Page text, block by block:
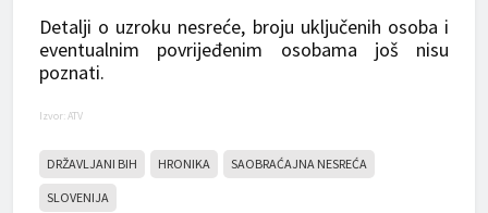
Detalji o uzroku nesreće, broju uključenih osoba i
eventualnim povrijeđenim osobama još nisu
poznati.
Izvor: ATV
DRŽAVLJANI BIH HRONIKA SAOBRAĆAJNA NESREĆA
SLOVENIJA